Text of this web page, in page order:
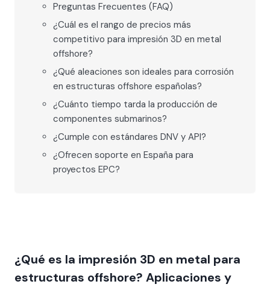
Preguntas Frecuentes (FAQ)
¿Cuál es el rango de precios más
competitivo para impresión 3D en metal
offshore?
¿Qué aleaciones son ideales para corrosión
en estructuras offshore españolas?
¿Cuánto tiempo tarda la producción de
componentes submarinos?
¿Cumple con estándares DNV y API?
¿Ofrecen soporte en España para
proyectos EPC?
¿Qué es la impresión 3D en metal para
estructuras offshore? Aplicaciones y